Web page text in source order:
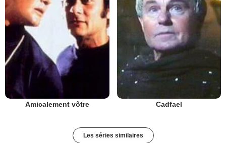
Amicalement vôtre Cadfael
Les séries similaires